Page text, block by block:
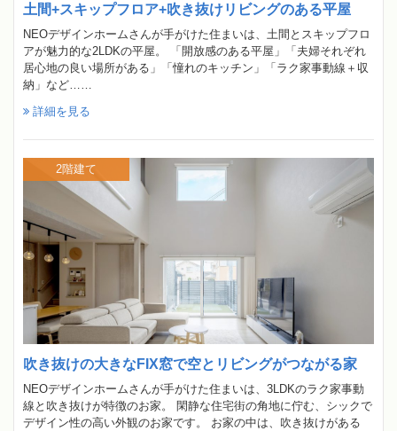
土間+スキップフロア+吹き抜けリビングのある平屋
NEOデザインホームさんが手がけた住まいは、土間とスキップフロ
アが魅力的な2LDKの平屋。 「開放感のある平屋」「夫婦それぞれ
居心地の良い場所がある」「憧れのキッチン」「ラク家事動線＋収
納」など……
詳細を見る
吹き抜けの大きなFIX窓で空とリビングがつながる家
NEOデザインホームさんが手がけた住まいは、3LDKのラク家事動
線と吹き抜けが特徴のお家。 閑静な住宅街の角地に佇む、シックで
デザイン性の高い外観のお家です。 お家の中は、吹き抜けがある
2階建て